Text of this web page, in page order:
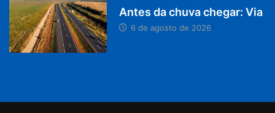
Antes da chuva chegar: Via
6 de agosto de 2026